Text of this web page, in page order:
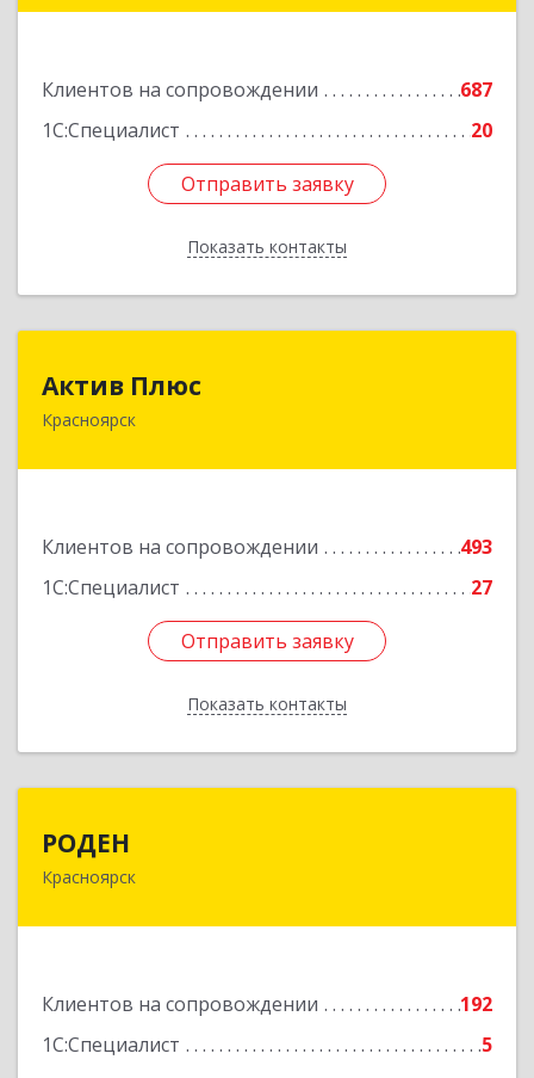
Клиентов на сопровождении
687
1С:Специалист
20
Отправить заявку
Показать контакты
Отправить заявку
Назад
Актив Плюс
Красноярск
Клиентов на сопровождении
493
1С:Специалист
27
Отправить заявку
Показать контакты
660017, Красноярский край, Красноярск г,
Отправить заявку
Назад
РОДЕН
Красноярск
Клиентов на сопровождении
192
1С:Специалист
5
660064, Красноярский край, Красноярск г, им